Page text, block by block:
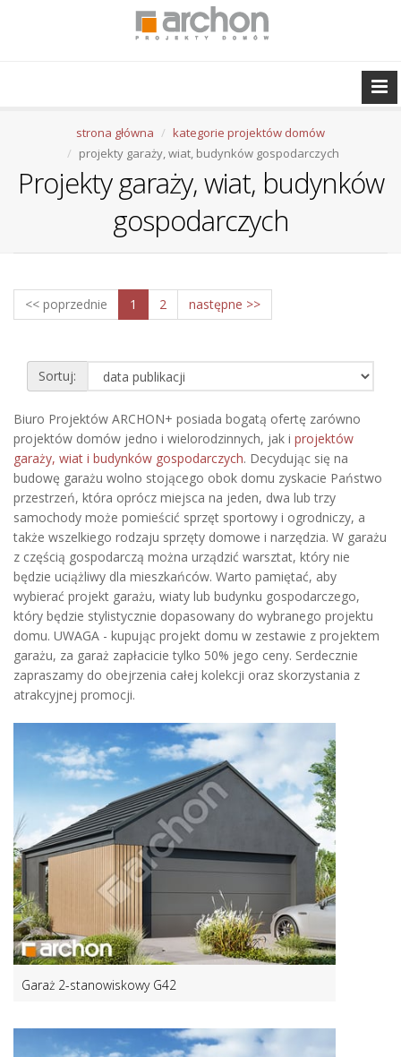
strona główna
kategorie projektów domów
projekty garaży, wiat, budynków gospodarczych
Projekty garaży, wiat, budynków
gospodarczych
<< poprzednie 1 2 następne >>
Sortuj:
Biuro Projektów ARCHON+ posiada bogatą ofertę zarówno
projektów domów jedno i wielorodzinnych, jak i projektów
garaży, wiat i budynków gospodarczych. Decydując się na
budowę garażu wolno stojącego obok domu zyskacie Państwo
przestrzeń, która oprócz miejsca na jeden, dwa lub trzy
samochody może pomieścić sprzęt sportowy i ogrodniczy, a
także wszelkiego rodzaju sprzęty domowe i narzędzia. W garażu
z częścią gospodarczą można urządzić warsztat, który nie
będzie uciążliwy dla mieszkańców. Warto pamiętać, aby
wybierać projekt garażu, wiaty lub budynku gospodarczego,
który będzie stylistycznie dopasowany do wybranego projektu
domu. UWAGA - kupując projekt domu w zestawie z projektem
garażu, za garaż zapłacicie tylko 50% jego ceny. Serdecznie
zapraszamy do obejrzenia całej kolekcji oraz skorzystania z
atrakcyjnej promocji.
Garaż 2-stanowiskowy G42